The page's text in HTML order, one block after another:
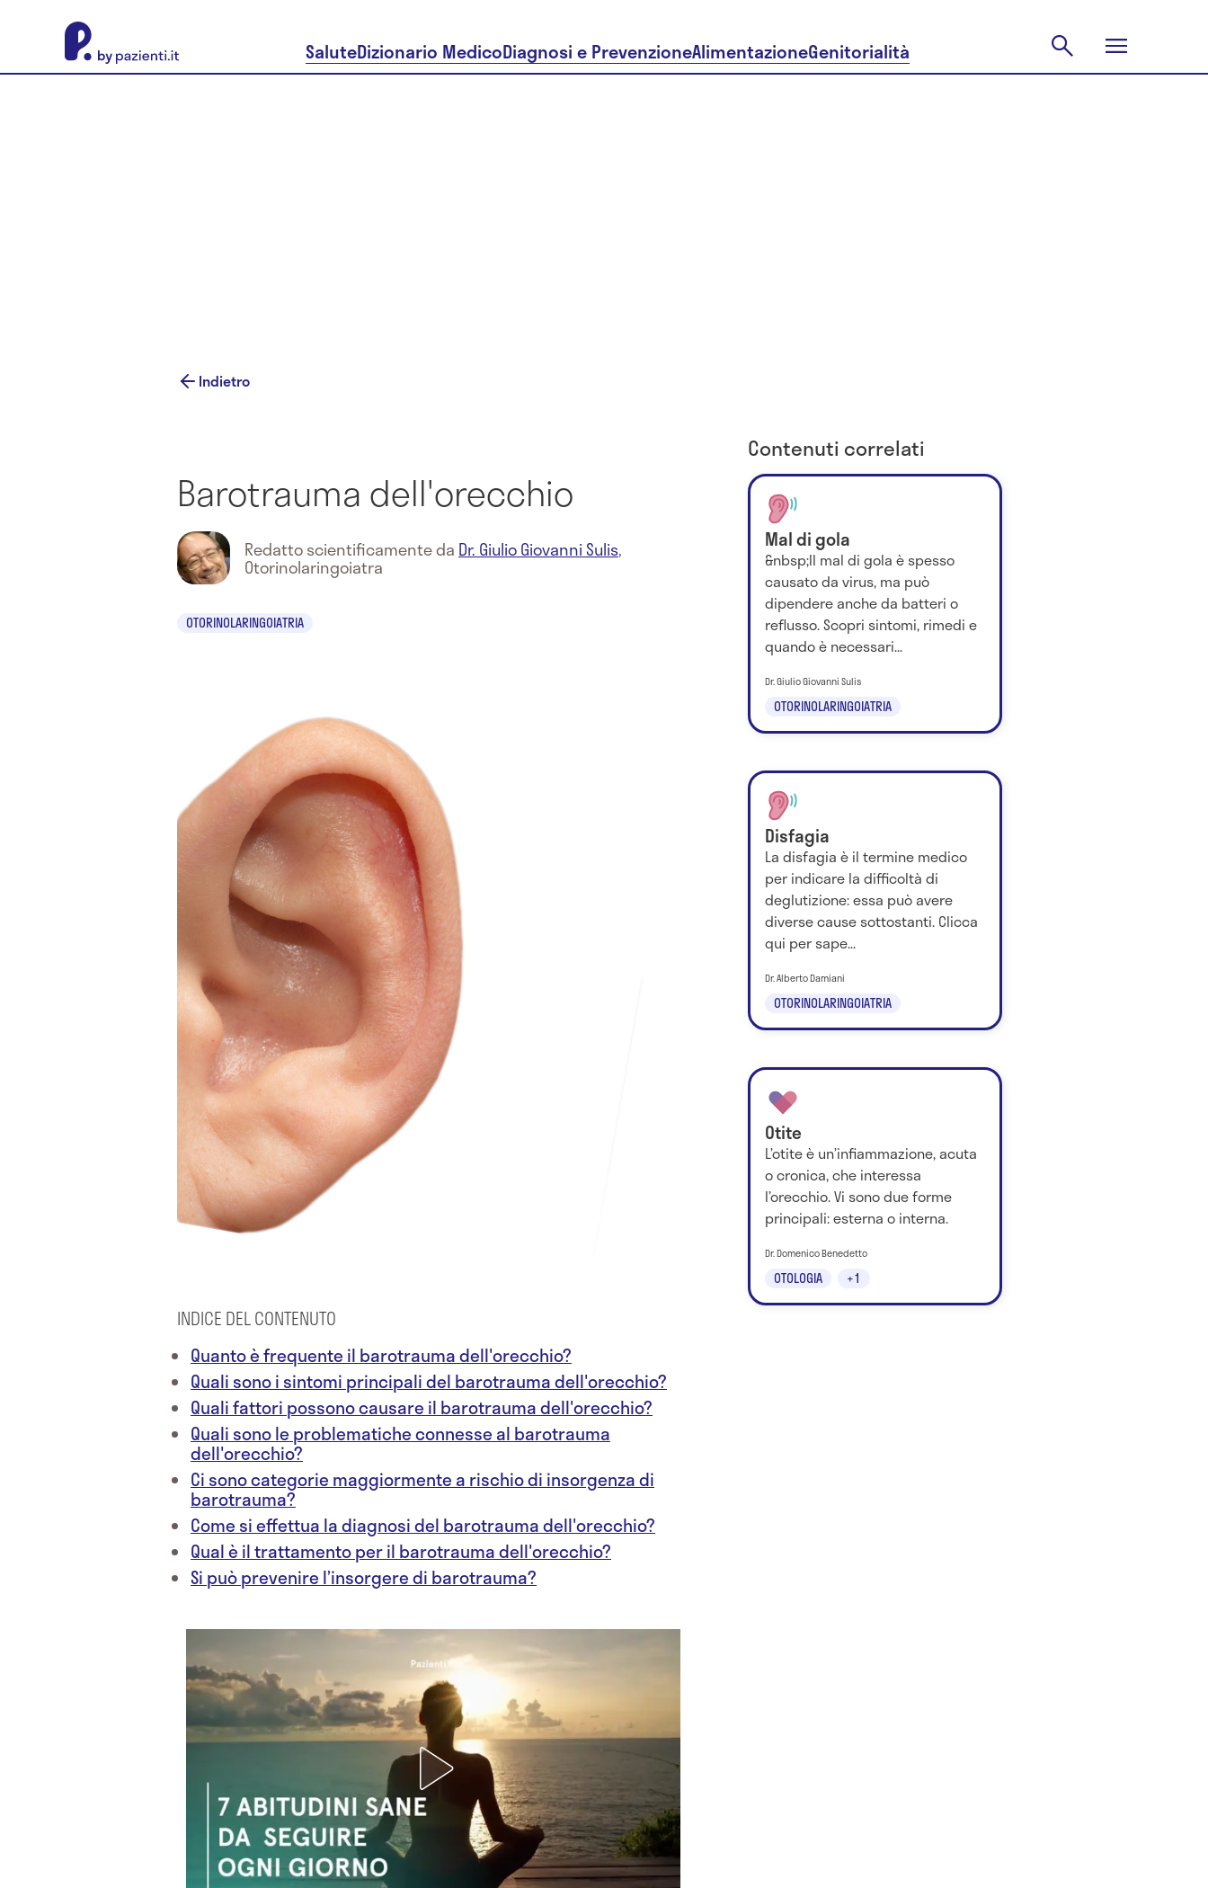
SaluteDizionario MedicoDiagnosi e PrevenzioneAlimentazioneGenitorialità
Indietro
Barotrauma dell'orecchio
Redatto scientificamente da Dr. Giulio Giovanni Sulis,
Otorinolaringoiatra
OTORINOLARINGOIATRIA
INDICE DEL CONTENUTO
Quanto è frequente il barotrauma dell'orecchio?
Quali sono i sintomi principali del barotrauma dell'orecchio?
Quali fattori possono causare il barotrauma dell'orecchio?
Quali sono le problematiche connesse al barotrauma
dell'orecchio?
Ci sono categorie maggiormente a rischio di insorgenza di
barotrauma?
Come si effettua la diagnosi del barotrauma dell'orecchio?
Qual è il trattamento per il barotrauma dell'orecchio?
Si può prevenire l’insorgere di barotrauma?
Contenuti correlati
Mal di gola
&nbsp;Il mal di gola è spesso
causato da virus, ma può
dipendere anche da batteri o
reflusso. Scopri sintomi, rimedi e
quando è necessari...
OTORINOLARINGOIATRIA
Dr. Giulio Giovanni Sulis
Disfagia
La disfagia è il termine medico
per indicare la difficoltà di
deglutizione: essa può avere
diverse cause sottostanti. Clicca
qui per sape...
OTORINOLARINGOIATRIA
Dr. Alberto Damiani
Otite
L’otite è un’infiammazione, acuta
o cronica, che interessa
l’orecchio. Vi sono due forme
principali: esterna o interna.
OTOLOGIA +1
Dr. Domenico Benedetto